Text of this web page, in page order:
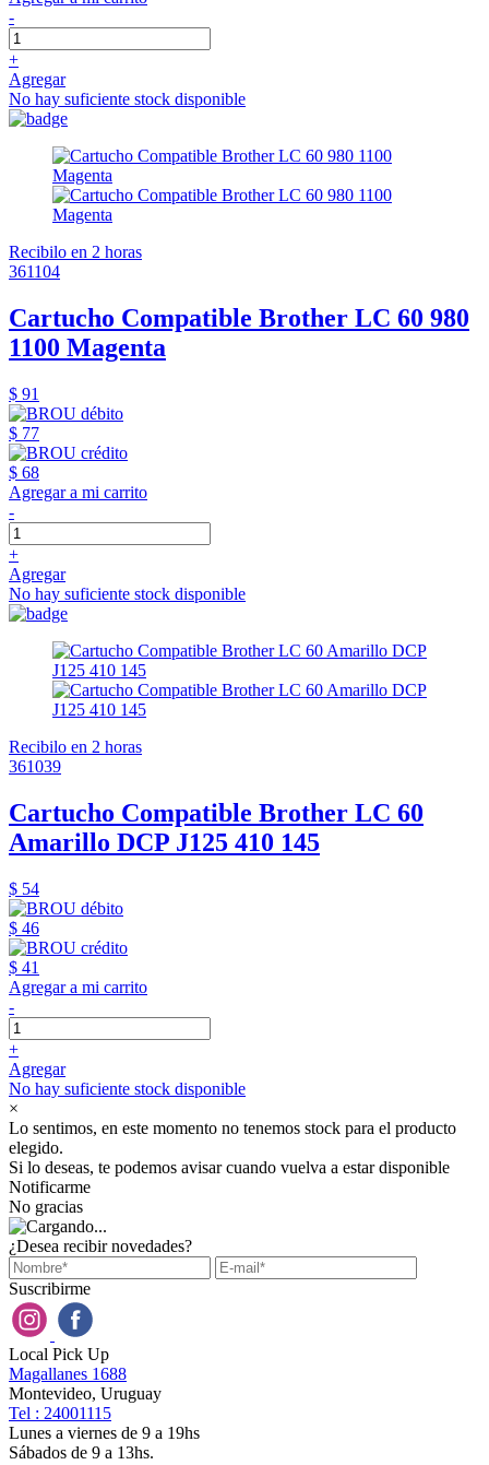
-
+
Agregar
No hay suficiente stock disponible
Recibilo en 2 horas
361104
Cartucho Compatible Brother LC 60 980
1100 Magenta
$ 91
$ 77
$ 68
Agregar a mi carrito
-
+
Agregar
No hay suficiente stock disponible
Recibilo en 2 horas
361039
Cartucho Compatible Brother LC 60
Amarillo DCP J125 410 145
$ 54
$ 46
$ 41
Agregar a mi carrito
-
+
Agregar
No hay suficiente stock disponible
×
Lo sentimos, en este momento no tenemos stock para el producto
elegido.
Si lo deseas, te podemos avisar cuando vuelva a estar disponible
Notificarme
No gracias
¿Desea recibir novedades?
Suscribirme
Local Pick Up
Magallanes 1688
Montevideo, Uruguay
Tel : 24001115
Lunes a viernes de 9 a 19hs
Sábados de 9 a 13hs.